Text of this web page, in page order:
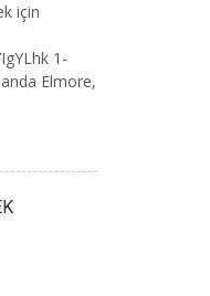
için
1-
Elmore,